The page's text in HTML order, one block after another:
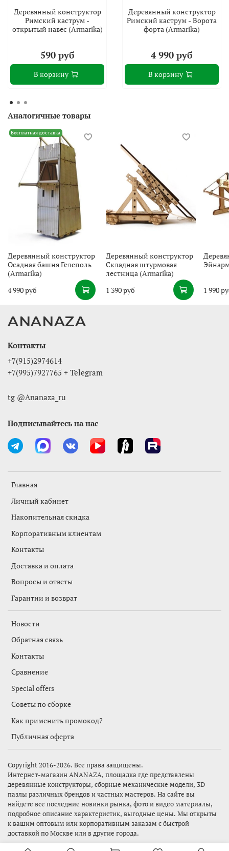
Деревянный конструктор
Римский каструм -
открытый навес (Armarika)
590 руб
В корзину
Деревянный конструктор
Римский каструм - Ворота
форта (Armarika)
4 990 руб
В корзину
Аналогичные товары
Бесплатная доставка
Деревянный конструктор
Осадная башня Гелеполь
(Armarika)
4 990 руб
Деревянный конструктор
Складная штурмовая
лестница (Armarika)
1 390 руб
1 990
ANANAZA
Главная
Личный кабинет
Накопительная скидка
Корпоративным клиентам
Контакты
Доставка и оплата
Вопросы и ответы
Гарантии и возврат
Новости
Обратная связь
Контакты
Сравнение
Special offers
Советы по сборке
Как применить промокод?
Публичная оферта
Контакты
+7(915)2974614
+7(995)7927765 + Telegram
tg @Ananaza_ru
Подписывайтесь на нас
Copyright 2016-2026. Все права защищены.
Интернет-магазинANANAZA, площадка где представлены
деревянные конструкторы, сборные механические модели, 3D
пазлы различных брендов и частных мастеров. На сайте вы
найдете все последние новинки рынка, фото и видео материалы,
подробное описание характеристик, выгодные цены. Мы открыты
к вашим оптовым или корпоративным заказам с быстрой
доставкой по Москве или в другие города.